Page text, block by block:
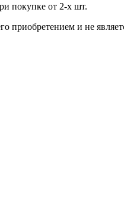
покупке от 2-х шт.
приобретением и не